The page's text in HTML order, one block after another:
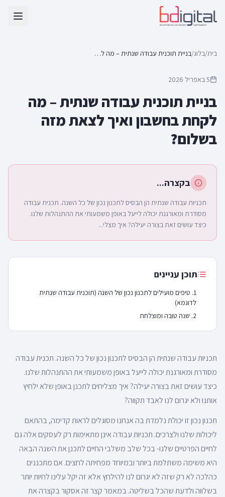
בית/בלוג/ בניית תוכנית עבודה שנתית – מה לקחת בחשבון ואיך לצאת מזה בשלום?
5 באפריל 2026
בניית תוכנית עבודה שנתית – מה
לקחת בחשבון ואיך לצאת מזה
בשלום?
בקצרה...
תכניות עבודה שנתית הן הבסיס לתכנון נכון של כל השנה. תכנית עבודה
מסודרת ומאורגנת יכולה לייעל באופן משמעותי את ההתנהלות שלנו.
כיצד עושים זאת בצורה יעילה? איך מצלי...
תוכן עניינים
טיפים מועילים לתכנון נכון של השנה (תוכנית עבודה שנתית
לדוגמא)
שנה טובה ומוצלחת
תכניות עבודה שנתית הן הבסיס לתכנון נכון של כל השנה. תכנית עבודה
מסודרת ומאורגנת יכולה לייעל באופן משמעותי את ההתנהלות שלנו.
כיצד עושים זאת בצורה יעילה? איך מצליחים לתכנן באופן שלא ילחיץ
אותנו ולא יגרום לנו לאבד תקווה?
תכנון נכון זו יכולת נלמדת בה אנחנו מסוגלים לראות קדימה, בהתאם
ליכולות שלנו ולצרכים. תכניות עבודה אינן מתאימות רק לעסקים אלה גם
לחיים הפרטיים שלנו- בכל שלב משלבי החיים לתכנן את השנה הבאה
היא משימה משתלמת ביותר ובמיוחד מפחיתה לחצים. אם מתכננים
כהלכה לא רק שזה לא יגרום לנו להילחץ אלא זה יקל עלינו לחיות יותר
בשלווה ולדעת שהכל בשליטה. במאמר קצר זה אסקור בקצרה את